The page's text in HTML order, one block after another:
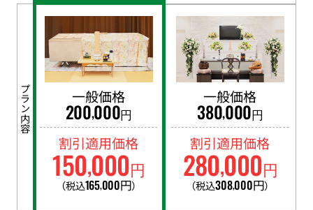
プラン内容 一般価格
200,000円
割引適用価格
150,000円
（税込165,000円）
一般価格
380,000円
割引適用価格
280,000円
（税込308,000円）